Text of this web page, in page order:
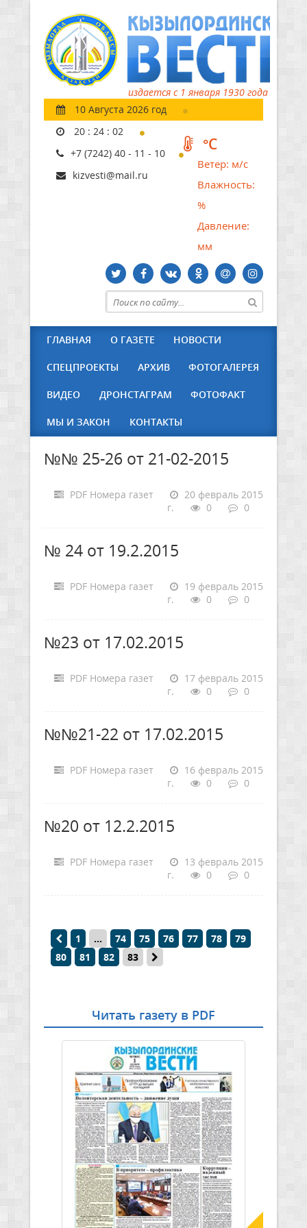
издается с 1 января 1930 года
10 Августа 2026 год
20 : 24 : 03
+7 (7242) 40 - 11 - 10
kizvesti@mail.ru
°C
Ветер: м/с
Влажность:
%
Давление:
мм
ГЛАВНАЯ О ГАЗЕТЕ НОВОСТИ
СПЕЦПРОЕКТЫ АРХИВ ФОТОГАЛЕРЕЯ
ВИДЕО ДРОНСТАГРАМ ФОТОФАКТ
МЫ И ЗАКОН КОНТАКТЫ
№№ 25-26 от 21-02-2015
PDF Номера газет
20 февраль 2015
г.
0 0
№ 24 от 19.2.2015
PDF Номера газет
19 февраль 2015
г.
0 0
№23 от 17.02.2015
PDF Номера газет
17 февраль 2015
г.
0 0
№№21-22 от 17.02.2015
PDF Номера газет
16 февраль 2015
г.
0 0
№20 от 12.2.2015
PDF Номера газет
13 февраль 2015
г.
0 0
1 ... 74 75 76 77 78
79
80
81 82 83
Читать газету в PDF